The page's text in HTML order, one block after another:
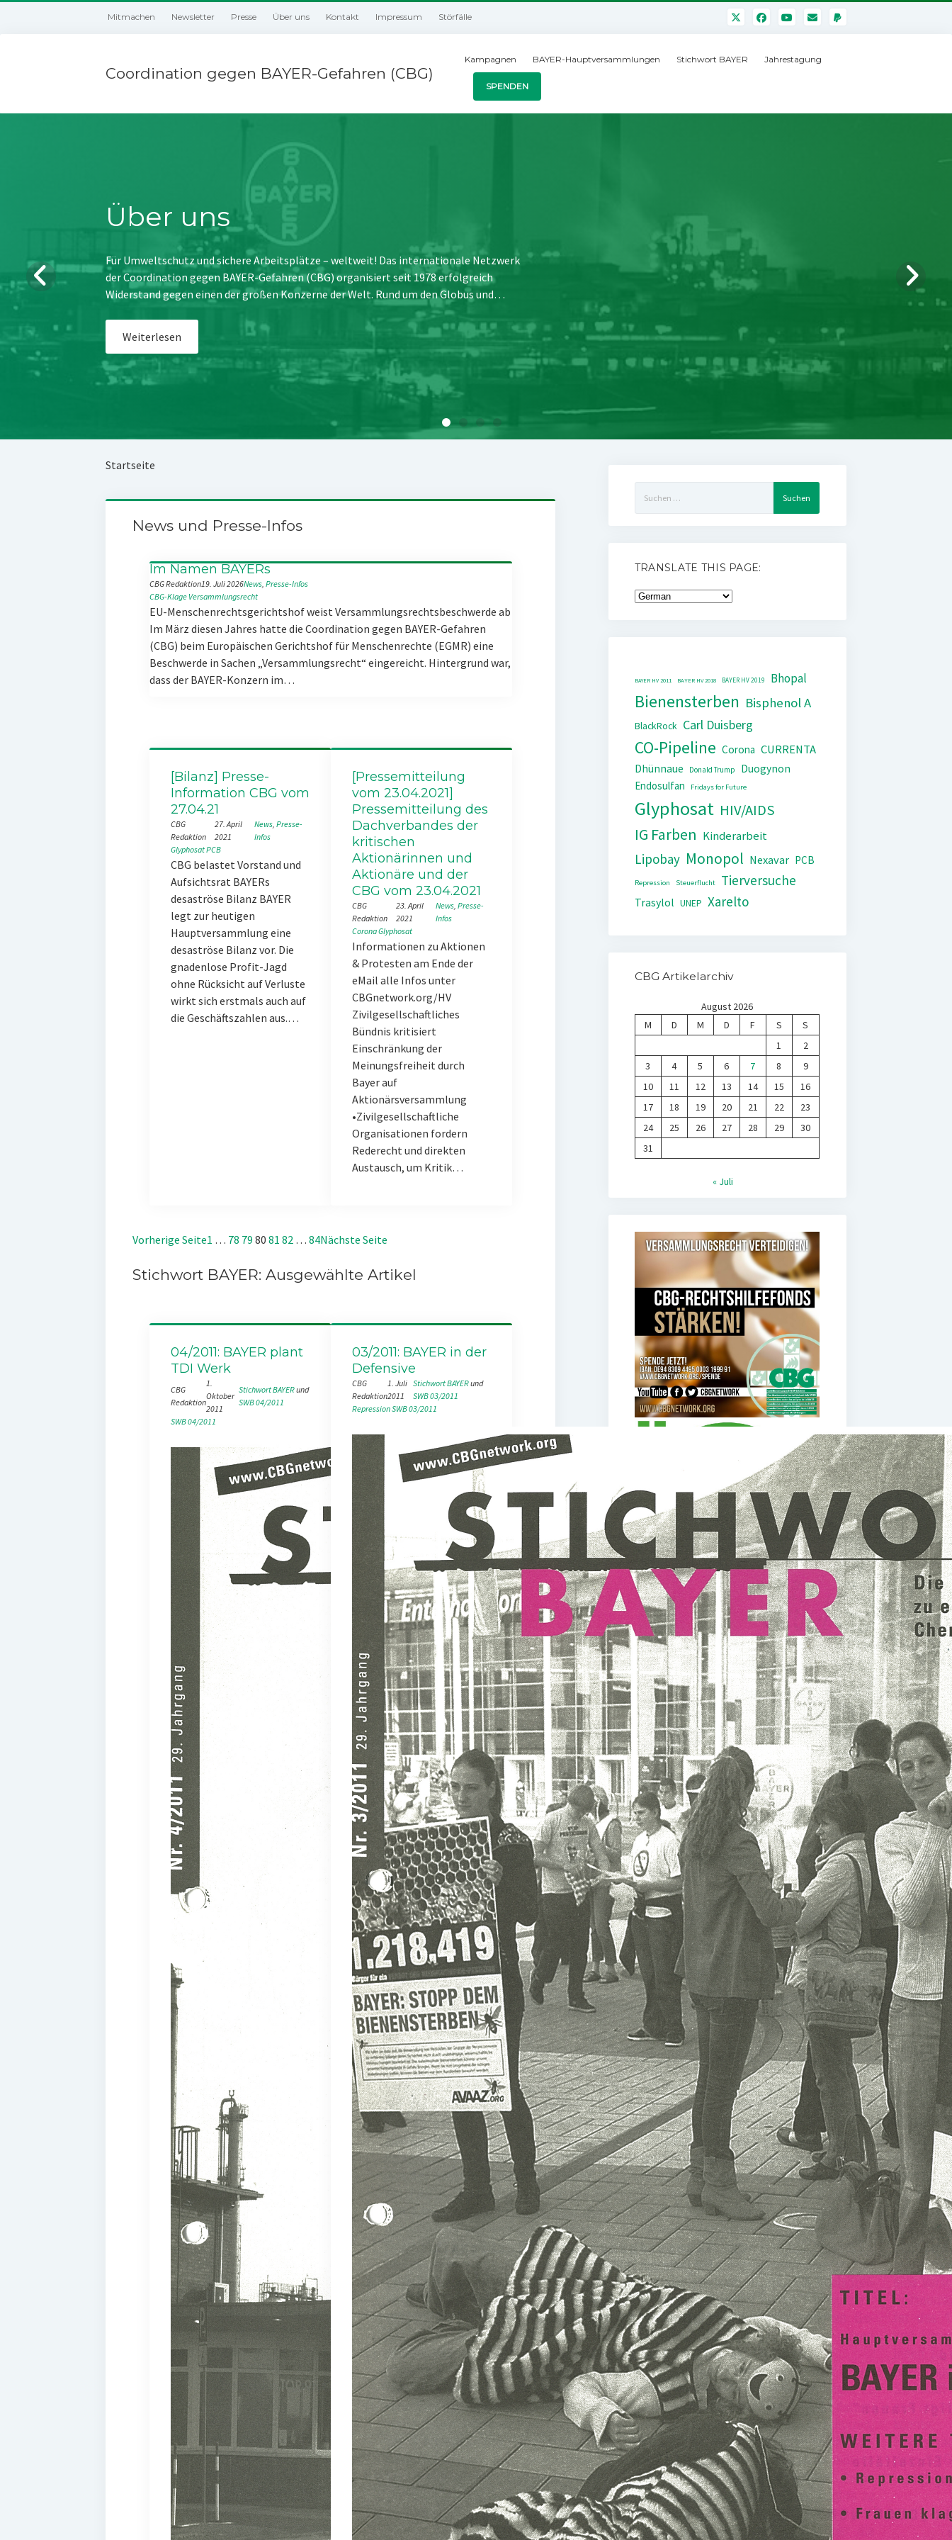
Mitmachen Newsletter Presse Über uns Kontakt Impressum Störfälle
Coordination gegen BAYER-Gefahren (CBG)
Kampagnen BAYER-Hauptversammlungen Stichwort BAYER Jahrestagung
SPENDEN
Über uns
Für Umweltschutz und sichere Arbeitsplätze – weltweit! Das internationale Netzwerk
der Coordination gegen BAYER-Gefahren (CBG) organisiert seit 1978 erfolgreich
Widerstand gegen einen der großen Konzerne der Welt. Rund um den Globus und…
Weiterlesen
Startseite
News und Presse-Infos
Im Namen BAYERs
CBG Redaktion19. Juli 2026News, Presse-Infos
CBG-Klage Versammlungsrecht
EU-Menschenrechtsgerichtshof weist Versammlungsrechtsbeschwerde ab
Im März diesen Jahres hatte die Coordination gegen BAYER-Gefahren
(CBG) beim Europäischen Gerichtshof für Menschenrechte (EGMR) eine
Beschwerde in Sachen „Versammlungsrecht“ eingereicht. Hintergrund war,
dass der BAYER-Konzern im…
[Bilanz] Presse-
Information CBG vom
27.04.21
CBG
Redaktion
27. April
2021
News, Presse-
Infos
GlyphosatPCB
CBG belastet Vorstand und
Aufsichtsrat BAYERs
desaströse Bilanz BAYER
legt zur heutigen
Hauptversammlung eine
desaströse Bilanz vor. Die
gnadenlose Profit-Jagd
ohne Rücksicht auf Verluste
wirkt sich erstmals auch auf
die Geschäftszahlen aus.…
[Pressemitteilung
vom 23.04.2021]
Pressemitteilung des
Dachverbandes der
kritischen
Aktionärinnen und
Aktionäre und der
CBG vom 23.04.2021
CBG
Redaktion
23. April
2021
News, Presse-
Infos
CoronaGlyphosat
Informationen zu Aktionen
& Protesten am Ende der
eMail alle Infos unter
CBGnetwork.org/HV
Zivilgesellschaftliches
Bündnis kritisiert
Einschränkung der
Meinungsfreiheit durch
Bayer auf
Aktionärsversammlung
•Zivilgesellschaftliche
Organisationen fordern
Rederecht und direkten
Austausch, um Kritik…
Vorherige Seite1 … 78 79 80 81 82 … 84Nächste Seite
Stichwort BAYER: Ausgewählte Artikel
04/2011: BAYER plant
TDI Werk
CBG
Redaktion
1.
Oktober
2011
Stichwort BAYER
und
SWB 04/2011
SWB 04/2011
03/2011: BAYER in der
Defensive
CBG
Redaktion
1. Juli
2011
Stichwort BAYER
und
SWB 03/2011
RepressionSWB 03/2011
nach:
TRANSLATE THIS PAGE:
BAYER HV 2011 BAYER HV 2018 BAYER HV 2019 Bhopal
Bienensterben Bisphenol A
BlackRock Carl Duisberg
CO-Pipeline Corona CURRENTA
Dhünnaue Donald Trump
Duogynon
Endosulfan
Fridays for Future
Glyphosat HIV/AIDS
IG Farben Kinderarbeit
Lipobay Monopol Nexavar PCB
Repression Steuerflucht Tierversuche
Trasylol UNEP Xarelto
CBG Artikelarchiv
August 2026
M
D M D F S
S
1
2
3
4 5 6 7 8
9
10
11 12 13 14 15
16
17
18 19 20 21 22
23
24
25 26 27 28 29
30
31
« Juli